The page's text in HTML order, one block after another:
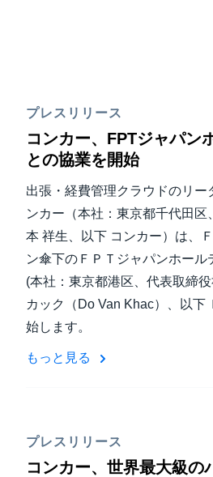
プレスリリース
コンカー、FPTジャパン
との協業を開始
出張・経費管理クラウドのリー
ンカー（本社：東京都千代田区
本 祥生、以下 コンカー）は、
ン傘下のＦＰＴジャパンホール
(本社：東京都港区、代表取締
カック（Do Van Khac）、以下
始します。
もっと見る
プレスリリース
コンカー、世界最大級の